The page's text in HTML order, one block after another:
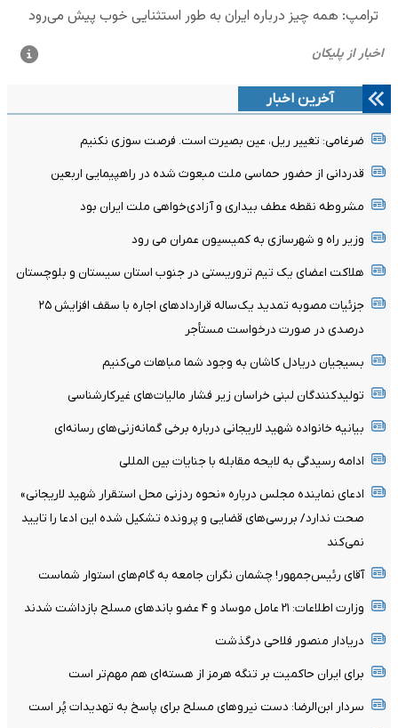
آخرین اخبار
ضرغامی: تغییر ریل، عین بصیرت است. فرصت سوزی نکنیم
قدردانی از حضور حماسی ملت مبعوث شده در راهپیمایی اربعین
مشروطه نقطه عطف بیداری و آزادی‌خواهی ملت ایران بود
وزیر راه و شهرسازی به کمیسیون عمران می رود
هلاکت اعضای یک تیم تروریستی در جنوب استان سیستان و بلوچستان
جزئیات مصوبه تمدید یک‌ساله قرارداد‌های اجاره با سقف افزایش ۲۵
درصدی در صورت درخواست مستأجر
بسیجیان‌ دریادل‌ کاشان به‌ وجود شما مباهات می‌کنیم
تولیدکنندگان لبنی خراسان زیر فشار مالیات‌های غیرکارشناسی
بیانیه خانواده شهید لاریجانی درباره برخی گمانه‌زنی‌های رسانه‌ای
ادامه رسیدگی به لایحه مقابله با جنایات بین المللی
ادعای نماینده مجلس درباره «نحوه ردزنی محل استقرار شهید لاریجانی»
صحت ندارد/ بررسی‌های قضایی و پرونده تشکیل شده این ادعا را تایید
نمی‌کند
آقای رئیس‌جمهور! چشمان نگران جامعه به گام‌های استوار شماست
وزارت اطلاعات: ۲۱ عامل موساد و ۴ عضو باندهای مسلح بازداشت شدند
دریادار منصور فلاحی درگذشت
برای ایران حاکمیت بر تنگه هرمز از هسته‌ای هم مهم‌تر است
سردار ابن‌الرضا: دست نیروهای مسلح برای پاسخ به تهدیدات پُر است